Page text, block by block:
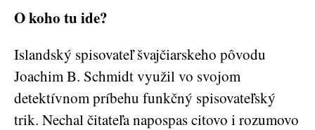
O koho tu ide?
Islandský spisovateľ švajčiarskeho pôvodu
Joachim B. Schmidt využil vo svojom
detektívnom príbehu funkčný spisovateľský
trik. Nechal čitateľa napospas citovo i rozumovo